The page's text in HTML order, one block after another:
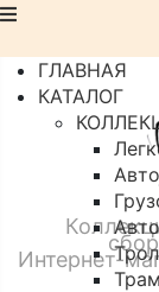
Интернет-
ГЛАВНАЯ
КАТАЛОГ